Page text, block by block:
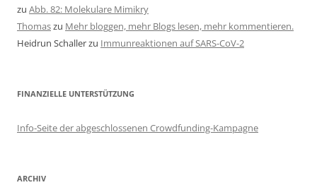
zu Abb. 82: Molekulare Mimikry
Thomaszu Mehr bloggen, mehr Blogs lesen, mehr kommentieren.
Heidrun Schallerzu Immunreaktionen auf SARS-CoV-2
FINANZIELLE UNTERSTÜTZUNG
Info-Seite der abgeschlossenen Crowdfunding-Kampagne
ARCHIV